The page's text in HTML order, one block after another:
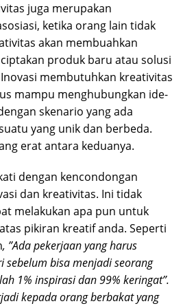
juga merupakan
ketika orang lain tidak
akan membuahkan
produk baru atau solusi
membutuhkan kreativitas
mampu menghubungkan ide-
skenario yang ada
yang unik dan berbeda.
erat antara keduanya.
dengan kencondongan
dan kreativitas. Ini tidak
melakukan apa pun untuk
pikiran kreatif anda. Seperti
, ”Ada pekerjaan yang harus
bisa menjadi seorang
1% inspirasi dan 99% keringat”.
kepada orang berbakat yang